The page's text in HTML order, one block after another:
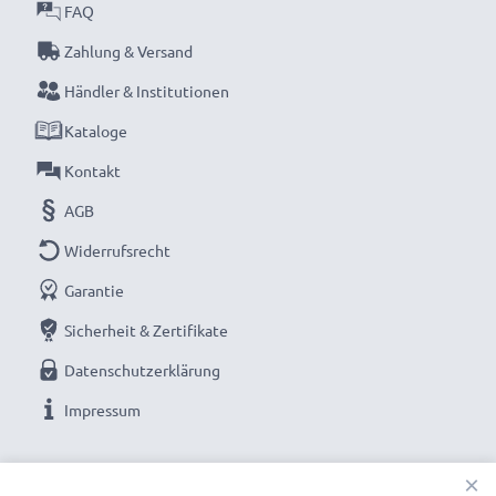
FAQ
Zahlung & Versand
Händler & Institutionen
Kataloge
Kontakt
AGB
Widerrufsrecht
Garantie
Sicherheit & Zertifikate
Datenschutzerklärung
Impressum
×